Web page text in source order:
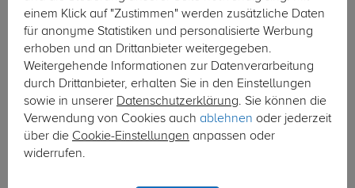
einem Klick auf "Zustimmen" werden zusätzliche Daten
für anonyme Statistiken und personalisierte Werbung
erhoben und an Drittanbieter weitergegeben.
Weitergehende Informationen zur Datenverarbeitung
durch Drittanbieter, erhalten Sie in den Einstellungen
sowie in unserer Datenschutzerklärung. Sie können die
Verwendung von Cookies auch ablehnen oder jederzeit
über die Cookie-Einstellungen anpassen oder
widerrufen.